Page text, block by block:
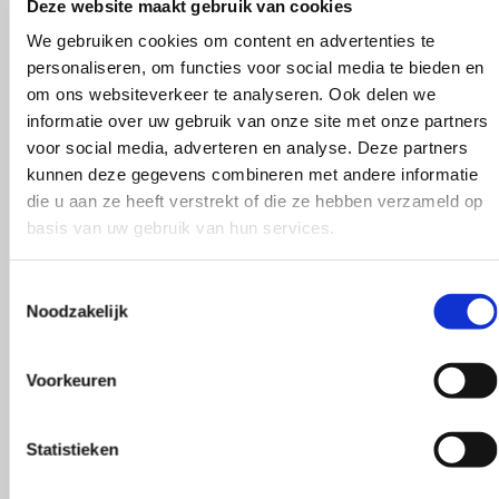
Deze website maakt gebruik van cookies
We gebruiken cookies om content en advertenties te
personaliseren, om functies voor social media te bieden en
om ons websiteverkeer te analyseren. Ook delen we
informatie over uw gebruik van onze site met onze partners
voor social media, adverteren en analyse. Deze partners
kunnen deze gegevens combineren met andere informatie
die u aan ze heeft verstrekt of die ze hebben verzameld op
basis van uw gebruik van hun services.
Noodzakelijk
Voorkeuren
Statistieken
Heel behulpzaam, goede service mooie
produkten!
Yvonne Claessen